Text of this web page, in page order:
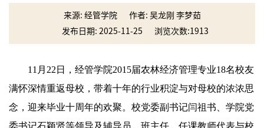
来源: 经管学院
作者: 吴龙刚 李梦茹
发布日期: 2025-11-25
浏览次数:1913
11月22日，经管学院2015届农林经济管理专业18名校友
满怀深情重返母校，带着十年的行业积淀与对母校的浓浓思
念，迎来毕业十周年的欢聚。校党委副书记闫祖书、学院党
委书记石颖贤等领导及辅导员、班主任、任课教师代表与校